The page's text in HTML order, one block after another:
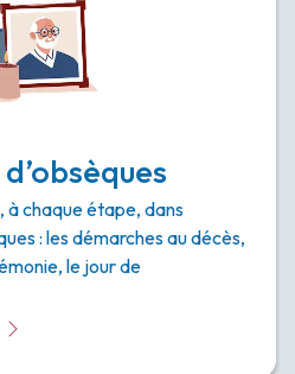
chaque étape, dans
: les démarches au décès,
le jour de